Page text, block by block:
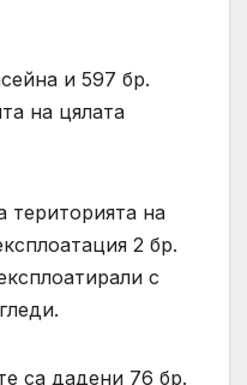
и 597 бр.
на цялата
територията на
2 бр.
с
са дадени 76 бр.